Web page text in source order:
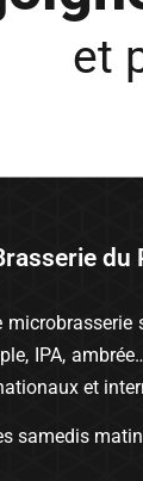
et
du
IPA,
et
samedis